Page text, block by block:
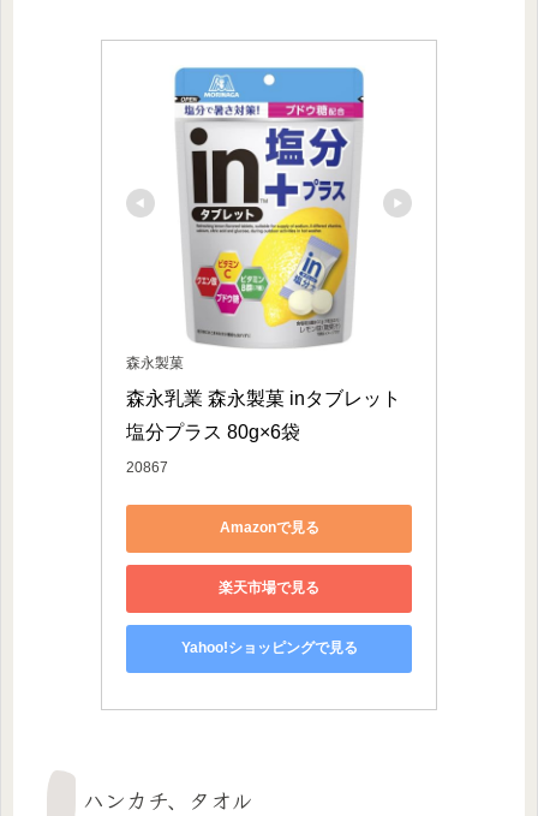
森永製菓
森永乳業 森永製菓 inタブレット
塩分プラス 80g×6袋
20867
Amazonで見る
楽天市場で見る
Yahoo!ショッピングで見る
ハンカチ、タオル